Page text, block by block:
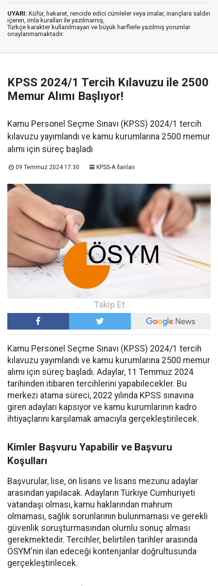
UYARI: Küfür, hakaret, rencide edici cümleler veya imalar, inançlara saldırı
içeren, imla kuralları ile yazılmamış,
Türkçe karakter kullanılmayan ve büyük harflerle yazılmış yorumlar
onaylanmamaktadır.
KPSS 2024/1 Tercih Kılavuzu ile 2500
Memur Alımı Başlıyor!
Kamu Personel Seçme Sınavı (KPSS) 2024/1 tercih
kılavuzu yayımlandı ve kamu kurumlarına 2500 memur
alımı için süreç başladı
09 Temmuz 2024 17:30 KPSS-A İlanları
Kamu Personel Seçme Sınavı (KPSS) 2024/1 tercih
kılavuzu yayımlandı ve kamu kurumlarına 2500 memur
alımı için süreç başladı. Adaylar, 11 Temmuz 2024
tarihinden itibaren tercihlerini yapabilecekler. Bu
merkezi atama süreci, 2022 yılında KPSS sınavına
giren adayları kapsıyor ve kamu kurumlarının kadro
ihtiyaçlarını karşılamak amacıyla gerçekleştirilecek.
Kimler Başvuru Yapabilir ve Başvuru
Koşulları
Başvurular, lise, ön lisans ve lisans mezunu adaylar
arasından yapılacak. Adayların Türkiye Cumhuriyeti
vatandaşı olması, kamu haklarından mahrum
olmaması, sağlık sorunlarının bulunmaması ve gerekli
güvenlik soruşturmasından olumlu sonuç alması
gerekmektedir. Tercihler, belirtilen tarihler arasında
ÖSYM'nin ilan edeceği kontenjanlar doğrultusunda
gerçekleştirilecek.